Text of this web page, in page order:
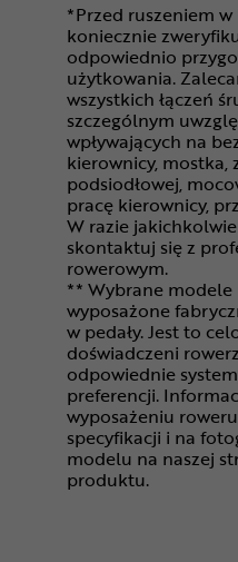
*Przed ruszeniem
koniecznie
odpowiednio
użytkowania.
wszystkich łączeń
szczególnym
wpływających na
kierownicy, mostka,
podsiodłowej,
pracę kierownicy,
W razie
skontaktuj się z
rowerowym.
** Wybrane modele
wyposażone
w pedały. Jest to
doświadczeni
odpowiednie
preferencji.
wyposażeniu
specyfikacji i na
modelu na naszej
produktu.